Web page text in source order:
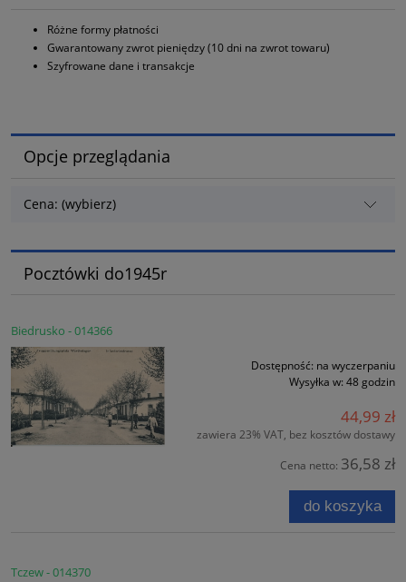
Różne formy płatności
Gwarantowany zwrot pieniędzy (10 dni na zwrot towaru)
Szyfrowane dane i transakcje
Opcje przeglądania
Cena: (wybierz)
Pocztówki do1945r
Biedrusko - 014366
Dostępność: na wyczerpaniu
Wysyłka w: 48 godzin
44,99 zł
zawiera 23% VAT, bez kosztów dostawy
Cena netto: 36,58 zł
do koszyka
Tczew - 014370